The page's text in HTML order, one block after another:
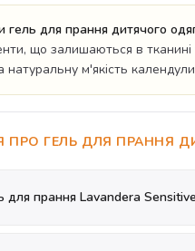
гель для прання дитячого
що залишаються в
натуральну м'якість
ГЕЛЬ ДЛЯ ПРАННЯ
для прання Lavandera